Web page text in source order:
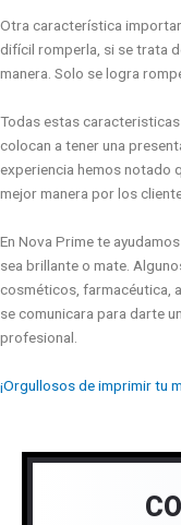
Otra característica
difícil romperla, si se trata
manera. Solo se logra
Todas estas
colocan a tener una
experiencia hemos notado
mejor manera por los
En Nova Prime te
sea brillante o mate.
cosméticos, farmacéutica,
se comunicara para darte
profesional.
¡Orgullosos de imprimir tu